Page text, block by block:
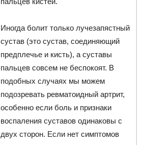
Иногда болит только лучезапястный
сустав (это сустав, соединяющий
предплечье и кисть), а суставы
пальцев совсем не беспокоят. В
подобных случаях мы можем
подозревать ревматоидный артрит,
особенно если боль и признаки
воспаления суставов одинаковы с
двух сторон. Если нет симптомов